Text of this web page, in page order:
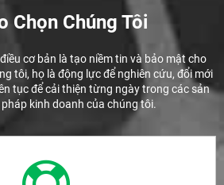
Chọn Chúng Tôi
cơ bản là tạo niềm tin và bảo mật cho
tôi, họ là động lực để nghiên cứu, đổi mới
tục để cải thiện từng ngày trong các sản
kinh doanh của chúng tôi.